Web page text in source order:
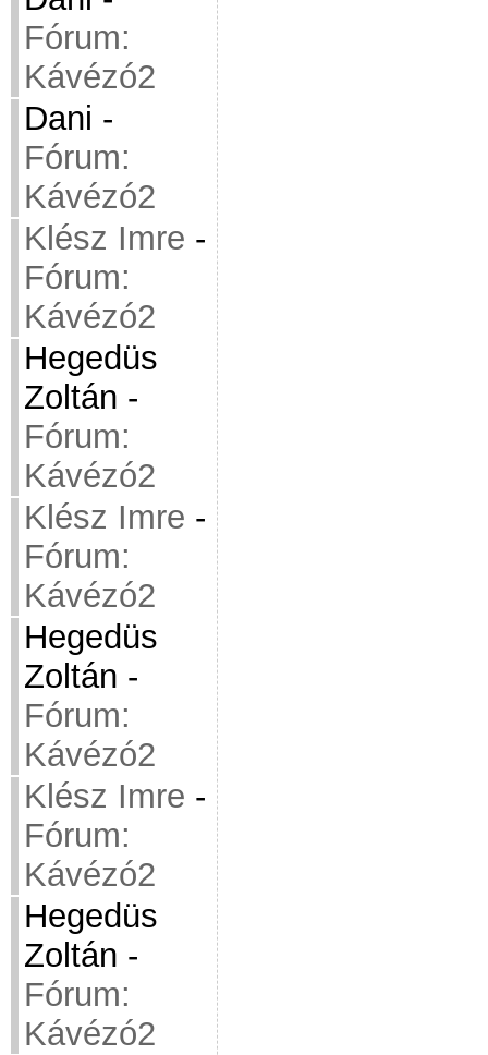
Fórum:
Kávézó2
Dani -
Fórum:
Kávézó2
Klész Imre -
Fórum:
Kávézó2
Hegedüs
Zoltán -
Fórum:
Kávézó2
Klész Imre -
Fórum:
Kávézó2
Hegedüs
Zoltán -
Fórum:
Kávézó2
Klész Imre -
Fórum:
Kávézó2
Hegedüs
Zoltán -
Fórum:
Kávézó2